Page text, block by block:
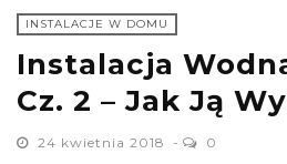
INSTALACJE W DOMU
Instalacja
Cz. 2 – Jak Ją
24 kwietnia 2018 0